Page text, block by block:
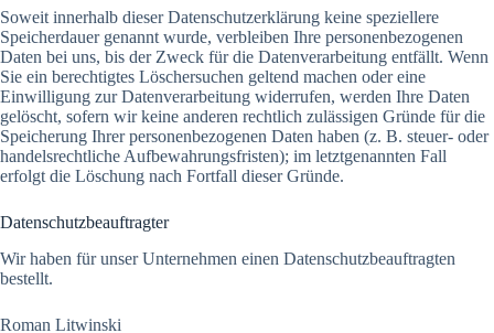
Soweit innerhalb dieser Datenschutzerklärung keine speziellere
Speicherdauer genannt wurde, verbleiben Ihre personenbezogenen
Daten bei uns, bis der Zweck für die Datenverarbeitung entfällt. Wenn
Sie ein berechtigtes Löschersuchen geltend machen oder eine
Einwilligung zur Datenverarbeitung widerrufen, werden Ihre Daten
gelöscht, sofern wir keine anderen rechtlich zulässigen Gründe für die
Speicherung Ihrer personenbezogenen Daten haben (z. B. steuer- oder
handelsrechtliche Aufbewahrungsfristen); im letztgenannten Fall
erfolgt die Löschung nach Fortfall dieser Gründe.
Datenschutz­beauftragter
Wir haben für unser Unternehmen einen Datenschutzbeauftragten
bestellt.
Roman Litwinski